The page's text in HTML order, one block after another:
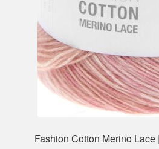
Fashion Cotton Merino